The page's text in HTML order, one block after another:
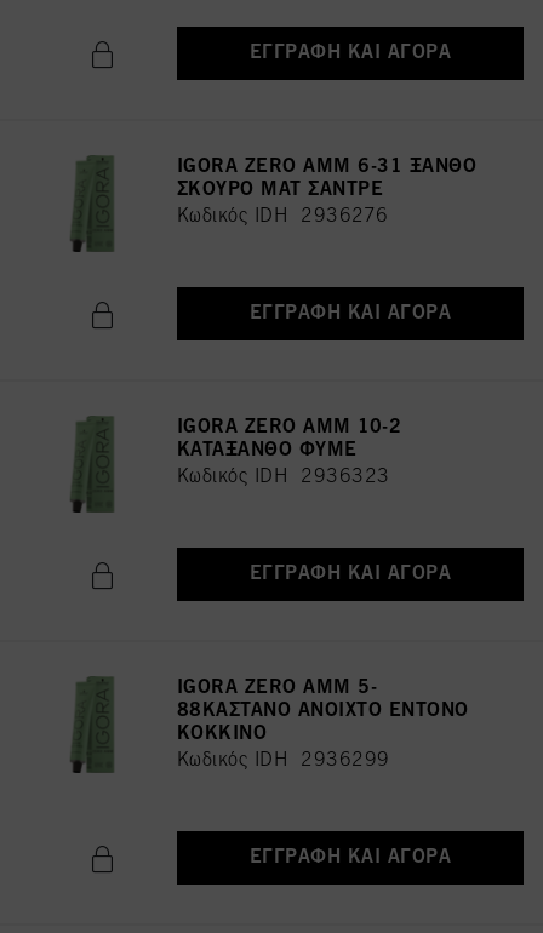
ΕΓΓΡΑΦΉ ΚΑΙ ΑΓΟΡΆ
IGORA ZERO AMM 6-31 ΞΑΝΘΟ
ΣΚΟΥΡΟ ΜΑΤ ΣΑΝΤΡΕ
Κωδικός IDH 2936276
ΕΓΓΡΑΦΉ ΚΑΙ ΑΓΟΡΆ
IGORA ZERO AMM 10-2
ΚΑΤΑΞΑΝΘΟ ΦΥΜΕ
Κωδικός IDH 2936323
ΕΓΓΡΑΦΉ ΚΑΙ ΑΓΟΡΆ
IGORA ZERO AMM 5-
88ΚΑΣΤΑΝΟ ΑΝΟΙΧΤΟ ΕΝΤΟΝΟ
ΚΟΚΚΙΝΟ
Κωδικός IDH 2936299
ΕΓΓΡΑΦΉ ΚΑΙ ΑΓΟΡΆ